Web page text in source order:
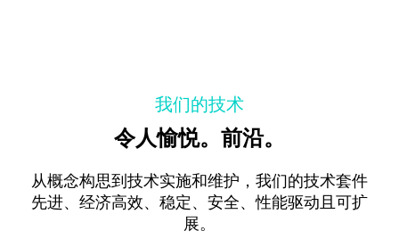
我们的技术
令人愉悦。前沿。
从概念构思到技术实施和维护，我们的技术套件
先进、经济高效、稳定、安全、性能驱动且可扩
展。